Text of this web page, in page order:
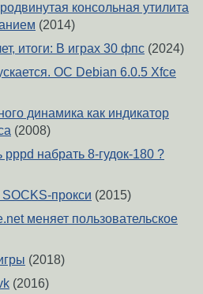
консольная утилита
(2014)
итоги: В играх 30 фпс (2024)
ОС Debian 6.0.5 Xfce
динамика как индикатор
(2008)
pppd набрать 8-гудок-180 ?
прокси (2015)
меняет пользовательское
(2018)
(2016)